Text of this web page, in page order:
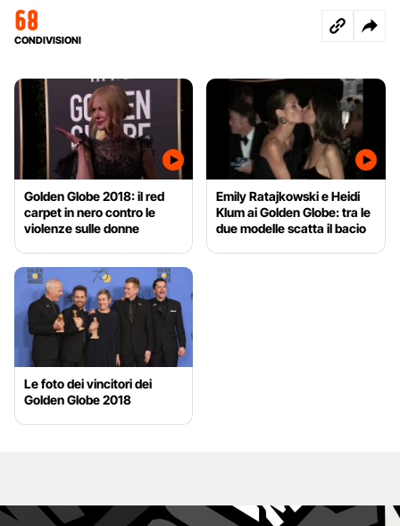
68
CONDIVISIONI
Golden Globe 2018: il red
carpet in nero contro le
violenze sulle donne
Emily Ratajkowski e Heidi
Klum ai Golden Globe: tra le
due modelle scatta il bacio
Le foto dei vincitori dei
Golden Globe 2018